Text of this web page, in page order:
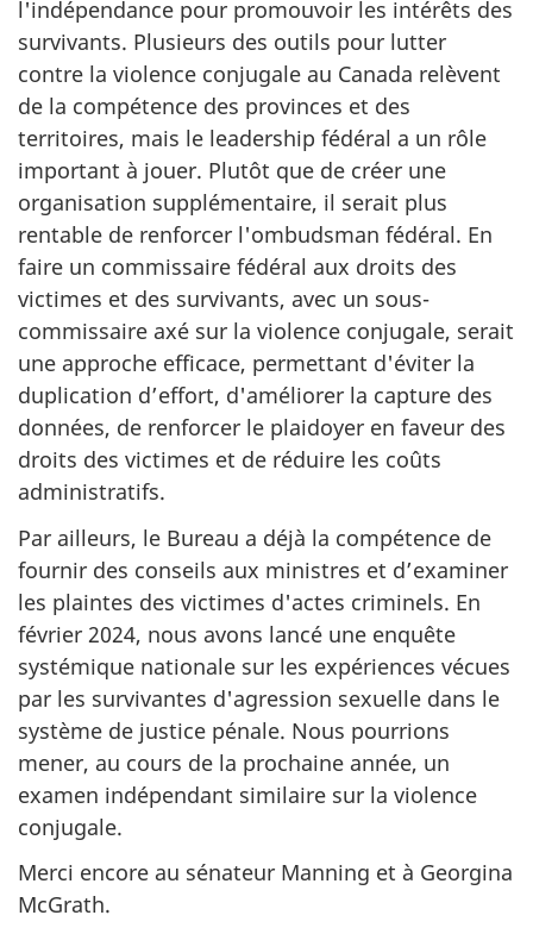
l'indépendance pour promouvoir les intérêts des
survivants. Plusieurs des outils pour lutter
contre la violence conjugale au Canada relèvent
de la compétence des provinces et des
territoires, mais le leadership fédéral a un rôle
important à jouer. Plutôt que de créer une
organisation supplémentaire, il serait plus
rentable de renforcer l'ombudsman fédéral. En
faire un commissaire fédéral aux droits des
victimes et des survivants, avec un sous-
commissaire axé sur la violence conjugale, serait
une approche efficace, permettant d'éviter la
duplication d’effort, d'améliorer la capture des
données, de renforcer le plaidoyer en faveur des
droits des victimes et de réduire les coûts
administratifs.
Par ailleurs, le Bureau a déjà la compétence de
fournir des conseils aux ministres et d’examiner
les plaintes des victimes d'actes criminels. En
février 2024, nous avons lancé une enquête
systémique nationale sur les expériences vécues
par les survivantes d'agression sexuelle dans le
système de justice pénale. Nous pourrions
mener, au cours de la prochaine année, un
examen indépendant similaire sur la violence
conjugale.
Merci encore au sénateur Manning et à Georgina
McGrath.